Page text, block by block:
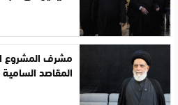
مشرف المشروع
المقاصد السامية